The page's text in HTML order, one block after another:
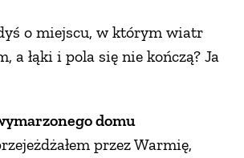
o miejscu, w którym wiatr
a łąki i pola się nie kończą? Ja
domu
przez Warmię,
W NATURZE
KRAJOBRAZ